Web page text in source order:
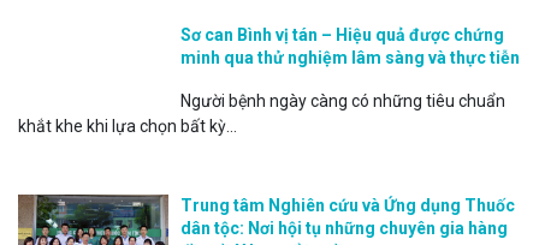
Sơ can Bình vị tán – Hiệu quả được chứng
minh qua thử nghiệm lâm sàng và thực tiễn
Người bệnh ngày càng có những tiêu chuẩn
khắt khe khi lựa chọn bất kỳ...
Trung tâm Nghiên cứu và Ứng dụng Thuốc
dân tộc: Nơi hội tụ những chuyên gia hàng